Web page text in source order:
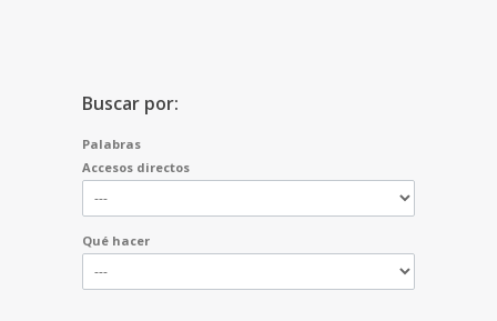
Buscar por:
Palabras
Accesos directos
Qué hacer